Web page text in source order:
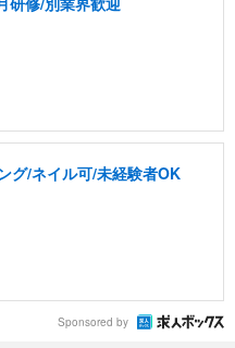
グ/ネイル可/未経験者OK
Sponsored by